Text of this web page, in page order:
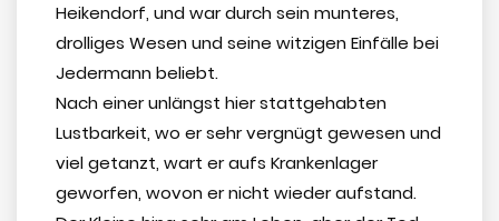
Heikendorf, und war durch sein munteres,
drolliges Wesen und seine witzigen Einfälle bei
Jedermann beliebt.
Nach einer unlängst hier stattgehabten
Lustbarkeit, wo er sehr vergnügt gewesen und
viel getanzt, wart er aufs Krankenlager
geworfen, wovon er nicht wieder aufstand.